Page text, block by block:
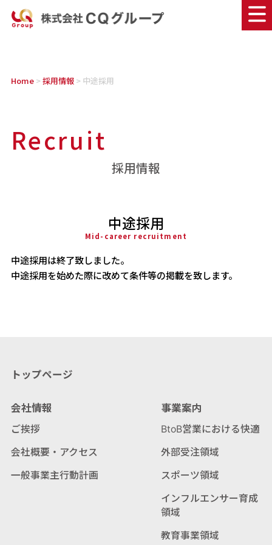
Home>採用情報> 中途採用
Recruit
採用情報
中途採用
Mid-career recruitment
中途採用は終了致しました。
中途採用を始めた際に改めて条件等の掲載を致します。
トップページ
会社情報
ご挨拶
会社概要・アクセス
一般事業主行動計画
事業案内
BtoB営業における快適
外部受注領域
スポーツ領域
インフルエンサー育成
領域
教育事業領域